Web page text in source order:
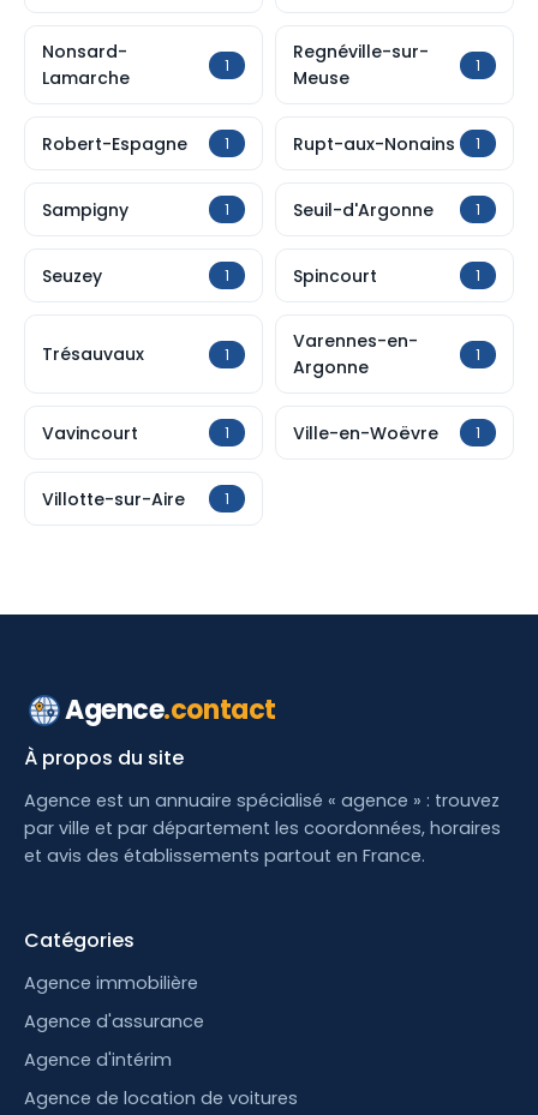
Nonsard-
Lamarche
1
Regnéville-sur-
Meuse
1
Robert-Espagne 1 Rupt-aux-Nonains 1
Sampigny 1 Seuil-d'Argonne 1
Seuzey 1 Spincourt 1
Trésauvaux 1
Varennes-en-
Argonne
1
Vavincourt 1 Ville-en-Woëvre 1
Villotte-sur-Aire 1
Agence.contact
À propos du site
Agence est un annuaire spécialisé « agence » : trouvez
par ville et par département les coordonnées, horaires
et avis des établissements partout en France.
Catégories
Agence immobilière
Agence d'assurance
Agence d'intérim
Agence de location de voitures